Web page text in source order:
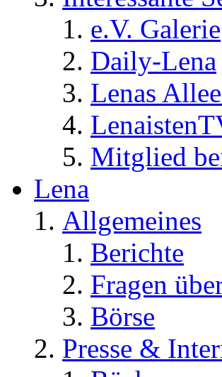
e.V. Galerie
Daily-Lena
Lenas
Mitglied
Lena
Allgemeines
Berichte
Fragen
Börse
Presse &